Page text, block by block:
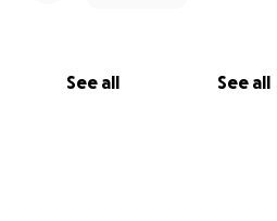
See all See all